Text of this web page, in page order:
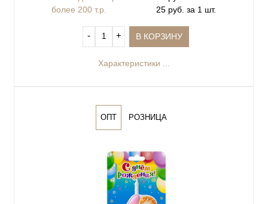
более 200 т.р.
25 руб. за 1 шт.
‐ + В КОРЗИНУ
Характеристики ...
ОПТ РОЗНИЦА